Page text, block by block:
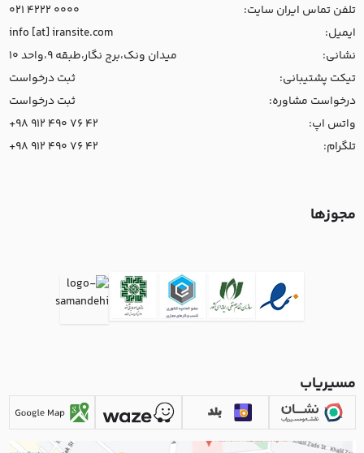
تلفن تماس ایران سایت:
021 4222 0000
ایمیل:
info [at] iransite.com
نشانی:
میدان ونک،برج نگار،طبقه 9،واحد 10
تیکت پشتیبانی:
ثبت درخواست
درخواست مشاوره:
ثبت درخواست
واتس اپ:
+98 912 490 76 42
تلگرام:
+98 912 490 76 42
مجوزها
مسیریاب